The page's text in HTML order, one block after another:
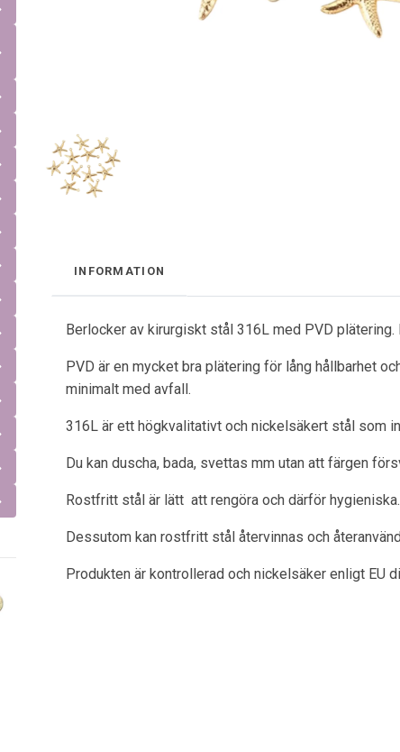
INFORMATION
Berlocker av kirurgiskt stål 316L med PVD plätering.
PVD är en mycket bra plätering för lång hållbarhet
minimalt med avfall.
316L är ett högkvalitativt och nickelsäkert stål som
Du kan duscha, bada, svettas mm utan att färgen
Rostfritt stål är lätt att rengöra och därför hygieniska.
Dessutom kan rostfritt stål återvinnas och
Produkten är kontrollerad och nickelsäker enligt EU